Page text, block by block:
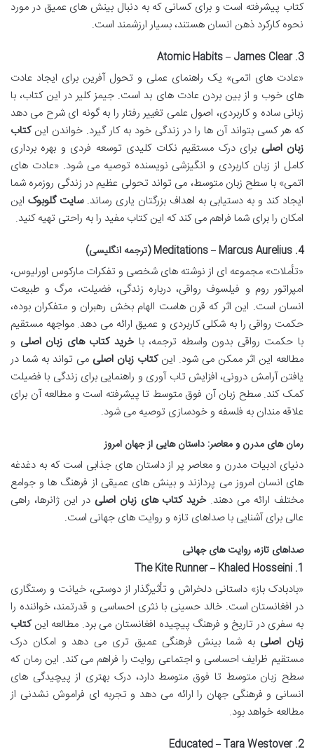
کتاب پیشرفته است و برای کسانی که به دنبال بینش های عمیق در مورد
نحوه کارکرد ذهن انسان هستند، بسیار ارزشمند است.
3. Atomic Habits – James Clear
«عادت های اتمی» یک راهنمای عملی و تحول آفرین برای ایجاد عادت
های خوب و از بین بردن عادت های بد است. جیمز کلیر در این کتاب، با
زبانی ساده و کاربردی، اصول علمی تغییر رفتار را به گونه ای شرح می دهد
که هر کسی بتواند آن ها را در زندگی خود به کار گیرد. خواندن اینکتاب
زبان اصلی برای درک مستقیم نکات کلیدی توسعه فردی و بهره برداری
کامل از زبان کاربردی و انگیزشی نویسنده توصیه می شود. «عادت های
اتمی» با سطح زبان متوسط، می تواند تحولی عظیم در زندگی روزمره شما
ایجاد کند و به دستیابی به اهداف بزرگتان یاری رساند.سایت گلوبوک این
امکان را برای شما فراهم می کند که این کتاب مفید را به راحتی تهیه کنید.
4. Meditations – Marcus Aurelius (ترجمه انگلیسی)
«تأملات» مجموعه ای از نوشته های شخصی و تفکرات مارکوس اورلیوس،
امپراتور روم و فیلسوف رواقی، درباره زندگی، فضیلت، مرگ و طبیعت
انسان است. این اثر که قرن هاست الهام بخش رهبران و متفکران بوده،
حکمت رواقی را به شکلی کاربردی و عمیق ارائه می دهد. مواجهه مستقیم
با حکمت رواقی بدون واسطه ترجمه، باخرید کتاب های زبان اصلی و
مطالعه این اثر ممکن می شود. اینکتاب زبان اصلی می تواند به شما در
یافتن آرامش درونی، افزایش تاب آوری و راهنمایی برای زندگی با فضیلت
کمک کند. سطح زبان آن فوق متوسط تا پیشرفته است و مطالعه آن برای
علاقه مندان به فلسفه و خودسازی توصیه می شود.
رمان های مدرن و معاصر: داستان هایی از جهان امروز
دنیای ادبیات مدرن و معاصر پر از داستان های جذابی است که به دغدغه
های انسان امروز می پردازند و بینش های عمیقی از فرهنگ ها و جوامع
مختلف ارائه می دهند.خرید کتاب های زبان اصلی در این ژانرها، راهی
عالی برای آشنایی با صداهای تازه و روایت های جهانی است.
صداهای تازه، روایت های جهانی
1. The Kite Runner – Khaled Hosseini
«بادبادک باز» داستانی دلخراش و تأثیرگذار از دوستی، خیانت و رستگاری
در افغانستان است. خالد حسینی با نثری احساسی و قدرتمند، خواننده را
به سفری در تاریخ و فرهنگ پیچیده افغانستان می برد. مطالعه اینکتاب
زبان اصلی به شما بینش فرهنگی عمیق تری می دهد و امکان درک
مستقیم ظرایف احساسی و اجتماعی روایت را فراهم می کند. این رمان که
سطح زبان متوسط تا فوق متوسط دارد، درک بهتری از پیچیدگی های
انسانی و فرهنگی جهان را ارائه می دهد و تجربه ای فراموش نشدنی از
مطالعه خواهد بود.
2. Educated – Tara Westover